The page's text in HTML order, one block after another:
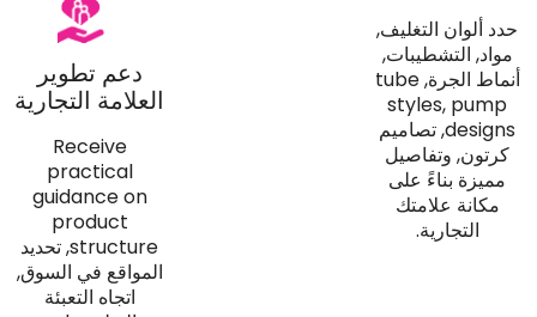
حدد ألوان التغليف,
مواد, التشطيبات,
أنماط الجرة,tube
styles ,pump
designs, تصاميم
كرتون, وتفاصيل
مميزة بناءً على
مكانة علامتك
التجارية.
دعم تطوير
العلامة التجارية
Receive
practical
guidance on
product
structure, تحديد
المواقع في السوق,
اتجاه التعبئة